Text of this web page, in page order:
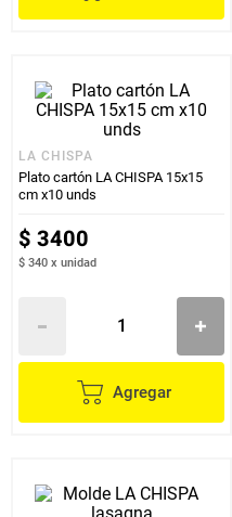
LA CHISPA
Plato cartón LA CHISPA 15x15
cm x10 unds
$ 3400
$ 340 x unidad
Agregar